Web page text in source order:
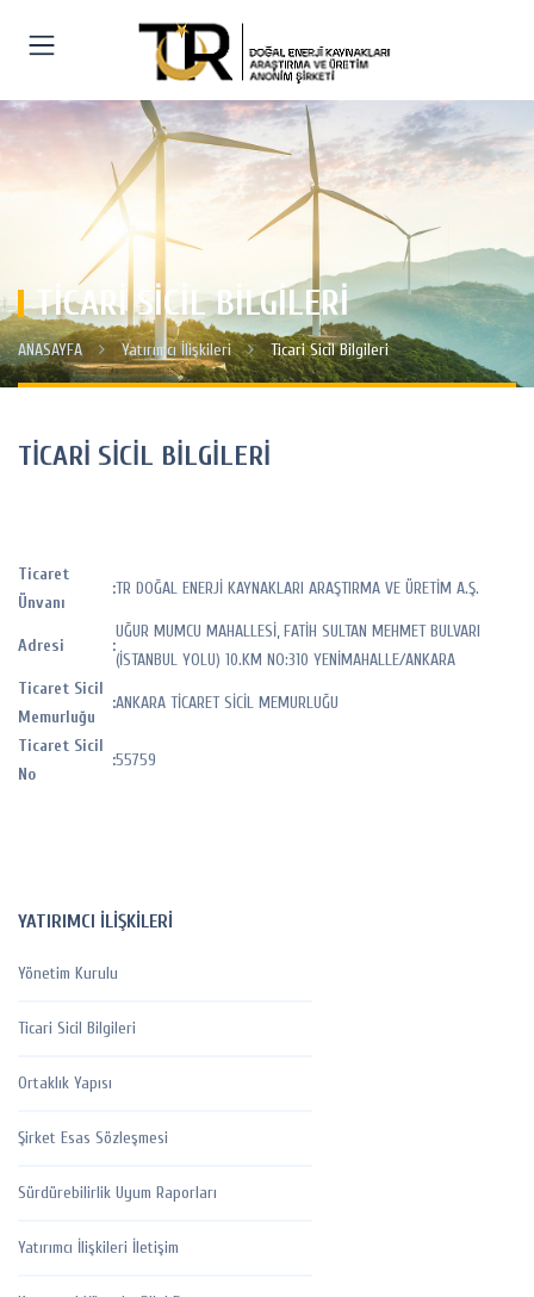
TİCARİ SİCİL BİLGİLERİ
ANASAYFA Yatırımcı İlişkileri Ticari Sicil Bilgileri
TİCARİ SİCİL BİLGİLERİ
Ticaret
Ünvanı
:TR DOĞAL ENERJİ KAYNAKLARI ARAŞTIRMA VE ÜRETİM A.Ş.
Adresi :
UĞUR MUMCU MAHALLESİ, FATİH SULTAN MEHMET BULVARI
(İSTANBUL YOLU) 10.KM NO:310 YENİMAHALLE/ANKARA
Ticaret Sicil
Memurluğu
:ANKARA TİCARET SİCİL MEMURLUĞU
Ticaret Sicil
No
:55759
YATIRIMCI İLİŞKİLERİ
Yönetim Kurulu
Ticari Sicil Bilgileri
Ortaklık Yapısı
Şirket Esas Sözleşmesi
Sürdürebilirlik Uyum Raporları
Yatırımcı İlişkileri İletişim